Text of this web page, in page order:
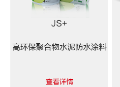
JS+
高环保聚合物水泥防水涂料
查看详情